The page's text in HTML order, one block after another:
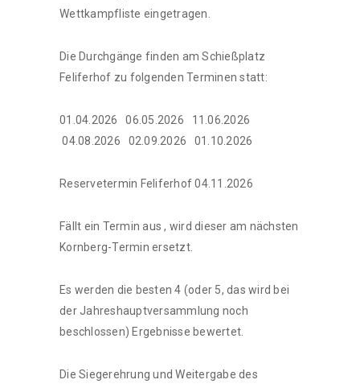
Wettkampfliste eingetragen.
Die Durchgänge finden am Schießplatz
Feliferhof zu folgenden Terminen statt:
01.04.2026 06.05.2026 11.06.2026
04.08.2026 02.09.2026 01.10.2026
Reservetermin Feliferhof 04.11.2026
Fällt ein Termin aus , wird dieser am nächsten
Kornberg-Termin ersetzt.
Es werden die besten 4 (oder 5, das wird bei
der Jahreshauptversammlung noch
beschlossen) Ergebnisse bewertet.
Die Siegerehrung und Weitergabe des